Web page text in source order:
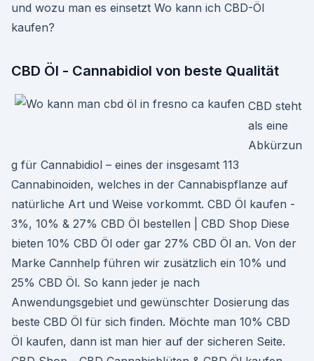
und wozu man es einsetzt Wo kann ich CBD-Öl
kaufen?
CBD Öl - Cannabidiol von beste Qualität
CBD steht
als eine
Abkürzun
g für Cannabidiol – eines der insgesamt 113
Cannabinoiden, welches in der Cannabispflanze auf
natürliche Art und Weise vorkommt. CBD Öl kaufen -
3%, 10% & 27% CBD Öl bestellen | CBD Shop Diese
bieten 10% CBD Öl oder gar 27% CBD Öl an. Von der
Marke Cannhelp führen wir zusätzlich ein 10% und
25% CBD Öl. So kann jeder je nach
Anwendungsgebiet und gewünschter Dosierung das
beste CBD Öl für sich finden. Möchte man 10% CBD
Öl kaufen, dann ist man hier auf der sicheren Seite.